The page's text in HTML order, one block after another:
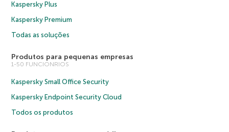
Kaspersky Plus
Kaspersky Premium
Todas as soluções
Produtos para pequenas empresas
1-50 FUNCIONRIOS
Kaspersky Small Office Security
Kaspersky Endpoint Security Cloud
Todos os produtos